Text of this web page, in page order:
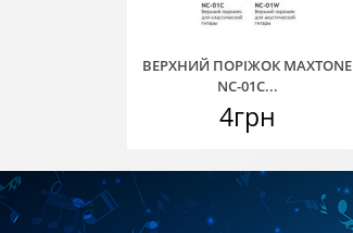
ВЕРХНИЙ ПОРІЖОК MAXTONE
NC-01C...
4грн